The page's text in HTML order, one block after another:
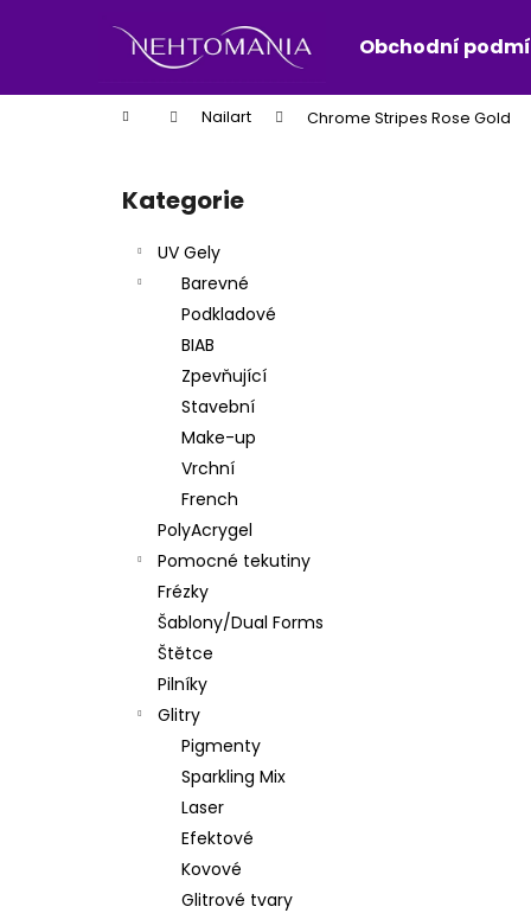
Obchodní
Domů Nailart Chrome Stripes Rose Gold
Přeskočit
kategorie
Kategorie
UV Gely
Barevné
Podkladové
BIAB
Zpevňující
Stavební
Make-up
Vrchní
French
PolyAcrygel
Pomocné tekutiny
Frézky
Šablony/Dual Forms
Štětce
Pilníky
Glitry
Pigmenty
Sparkling Mix
Laser
Efektové
Kovové
Glitrové tvary
í
do
do
PĚNOVÝ PILNÍK HALFMOON 120/180 1KS
39 Kč